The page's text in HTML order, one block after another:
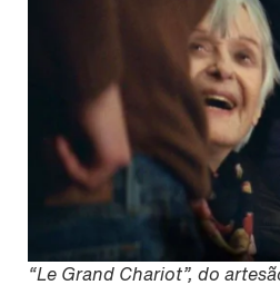
“Le Grand Chariot”, do